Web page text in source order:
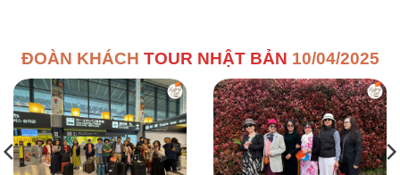
ĐOÀN KHÁCH TOUR NHẬT BẢN 10/04/2025